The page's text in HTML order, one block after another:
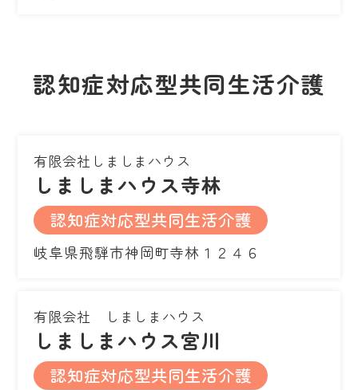
認知症対応型共同生活介護
有限会社しましまハウス
しましまハウス寺林
認知症対応型共同生活介護
岐阜県飛騨市神岡町寺林１２４６
有限会社 しましまハウス
しましまハウス宮川
認知症対応型共同生活介護